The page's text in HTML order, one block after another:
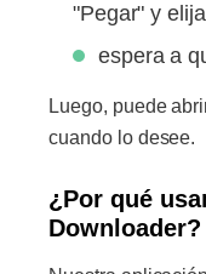
"Pegar" y
espera a
Luego, puede
cuando lo desee.
¿Por qué
Downloader?